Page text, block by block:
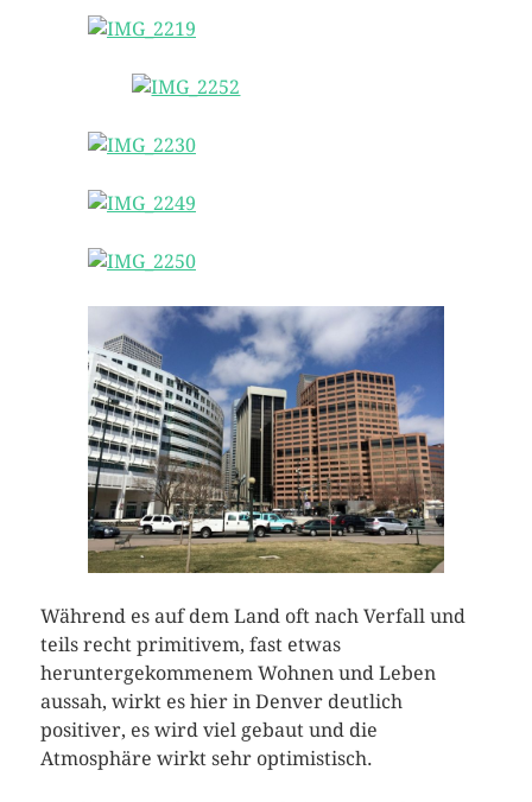
Während es auf dem Land oft nach Verfall und
teils recht primitivem, fast etwas
heruntergekommenem Wohnen und Leben
aussah, wirkt es hier in Denver deutlich
positiver, es wird viel gebaut und die
Atmosphäre wirkt sehr optimistisch.